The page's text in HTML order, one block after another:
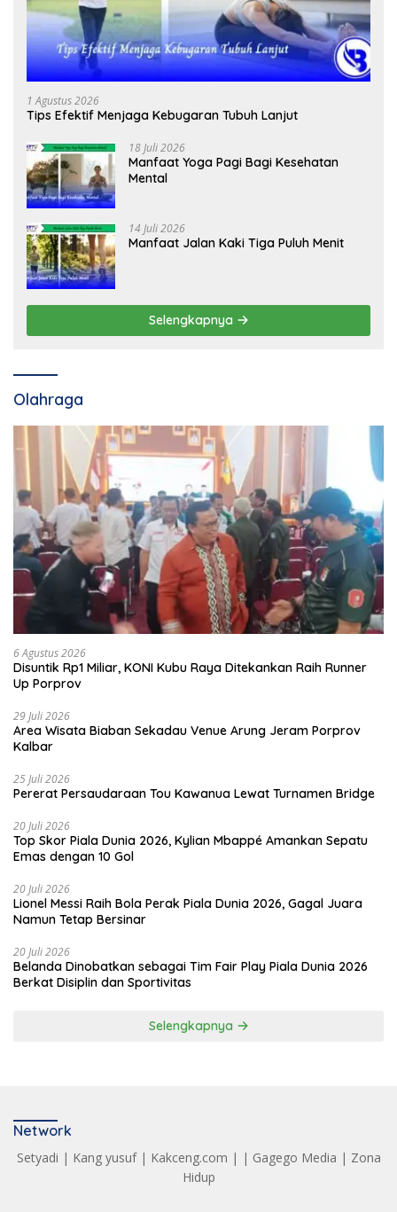
1 Agustus 2026
Tips Efektif Menjaga Kebugaran Tubuh Lanjut
18 Juli 2026
Manfaat Yoga Pagi Bagi Kesehatan
Mental
14 Juli 2026
Manfaat Jalan Kaki Tiga Puluh Menit
Selengkapnya
Olahraga
6 Agustus 2026
Disuntik Rp1 Miliar, KONI Kubu Raya Ditekankan Raih Runner
Up Porprov
29 Juli 2026
Area Wisata Biaban Sekadau Venue Arung Jeram Porprov
Kalbar
25 Juli 2026
Pererat Persaudaraan Tou Kawanua Lewat Turnamen Bridge
20 Juli 2026
Top Skor Piala Dunia 2026, Kylian Mbappé Amankan Sepatu
Emas dengan 10 Gol
20 Juli 2026
Lionel Messi Raih Bola Perak Piala Dunia 2026, Gagal Juara
Namun Tetap Bersinar
20 Juli 2026
Belanda Dinobatkan sebagai Tim Fair Play Piala Dunia 2026
Berkat Disiplin dan Sportivitas
Selengkapnya
Network
Setyadi | Kang yusuf| Kakceng.com | | Gagego Media | Zona
Hidup